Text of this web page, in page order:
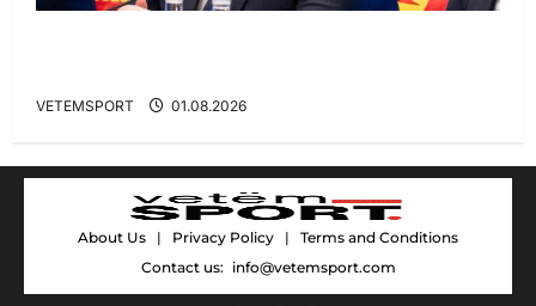
VETEMSPORT 01.08.2026
About Us | Privacy Policy |
Terms and Conditions
Contact us: info@vetemsport.com